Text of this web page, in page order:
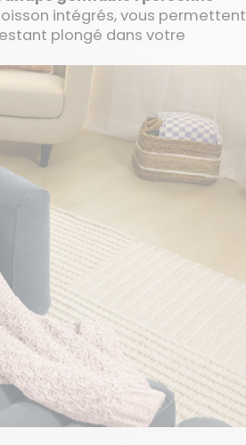
intégrés, vous permettent
plongé dans votre